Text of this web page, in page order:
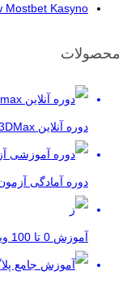
Mostbet Kasyno
محصولات
دوره آنلاین 3DMax
دوره آمادگی
آموزش 0 تا 100 ویری